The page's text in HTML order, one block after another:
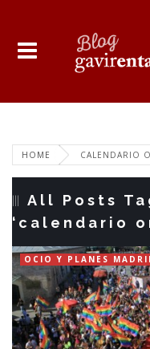
HOME CALENDARIO
All Posts
‘calendario
OCIO Y PLANES